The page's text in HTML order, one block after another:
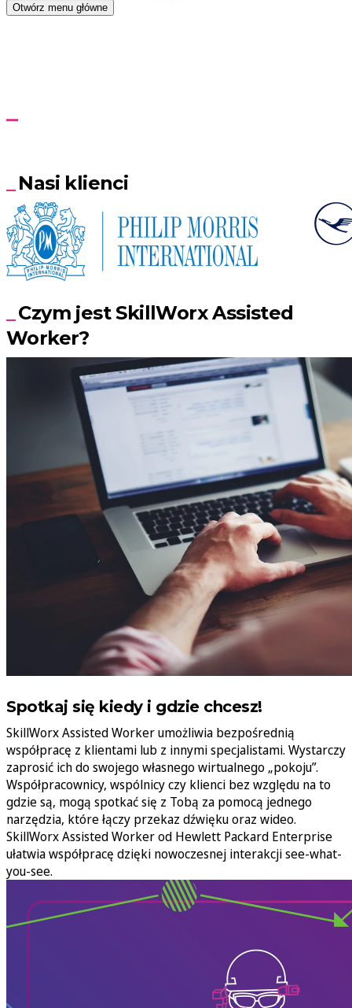
Otwórz menu główne
Nasi klienci
Czym jest SkillWorx Assisted
Worker?
Spotkaj się kiedy i gdzie chcesz!
SkillWorx Assisted Worker umożliwia bezpośrednią
współpracę z klientami lub z innymi specjalistami. Wystarczy
zaprosić ich do swojego własnego wirtualnego „pokoju”.
Współpracownicy, wspólnicy czy klienci bez względu na to
gdzie są, mogą spotkać się z Tobą za pomocą jednego
narzędzia, które łączy przekaz dźwięku oraz wideo.
SkillWorx Assisted Worker od Hewlett Packard Enterprise
ułatwia współpracę dzięki nowoczesnej interakcji see-what-
you-see.